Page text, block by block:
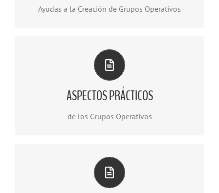
Ayudas a la Creación de Grupos Operativos
ASPECTOS PRÁCTICOS
de los Grupos Operativos
DOCUMENTACIÓN DEL GRUPO OPERATIVO
Descargar Documento
DOCUMENTACIÓN DEL GRUPO OPERATIVO